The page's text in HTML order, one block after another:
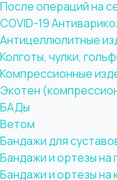
После операций на
COVID-19
Антицеллюлитные
Колготы, чулки,
Компрессионные
Экотен
БАДы
Ветом
Бандажи для
Бандажи и ортезы на
Бандажи и ортезы на